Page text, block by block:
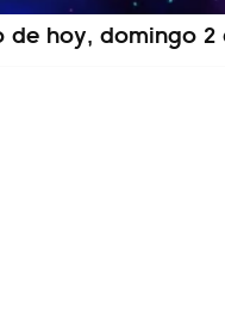
de hoy, domingo